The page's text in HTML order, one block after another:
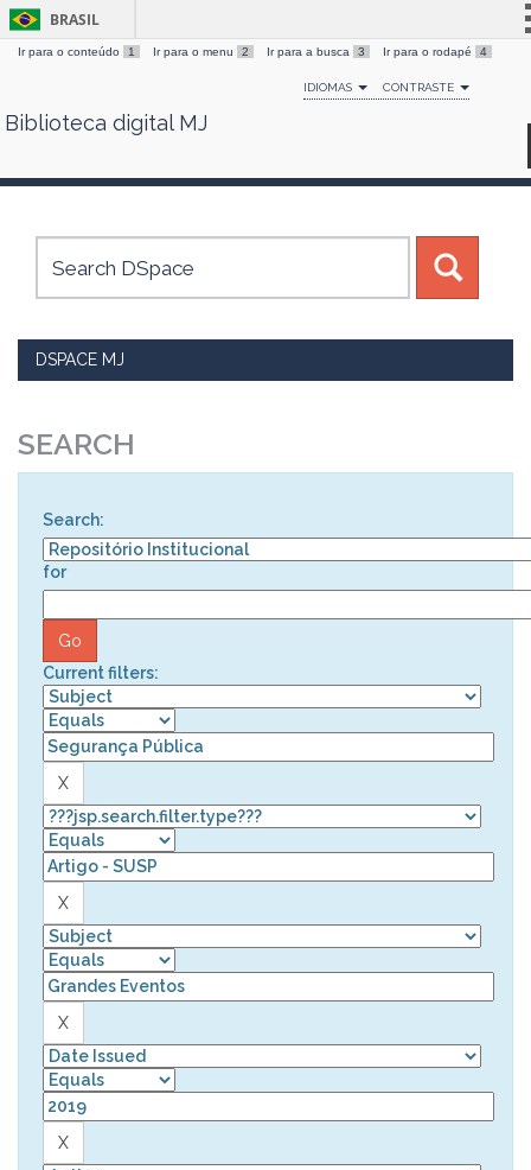
Skip
BRASIL
Simplifique!
Comunica BR
Canais
Ir para o conteúdo 1 Ir para o menu 2 Ir para a busca 3 Ir para o rodapé 4
IDIOMAS CONTRASTE
Biblioteca digital MJ
DSPACE MJ
SEARCH
Search:
for
Current filters: